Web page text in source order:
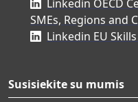
Linkedin OECD
SMEs, Regions and
Linkedin EU
Susisiekite su mumis